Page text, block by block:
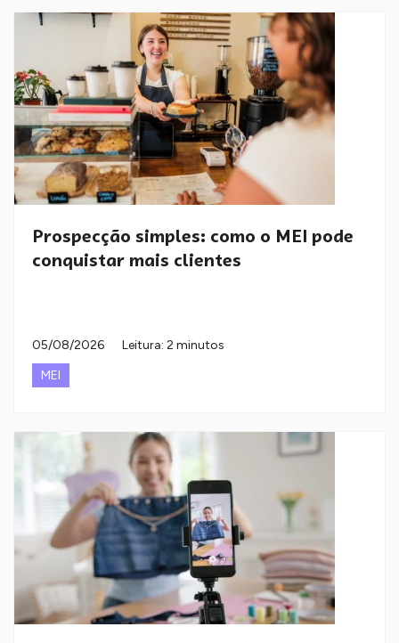
Prospecção simples: como o MEI pode
conquistar mais clientes
05/08/2026
Leitura: 2 minutos
MEI